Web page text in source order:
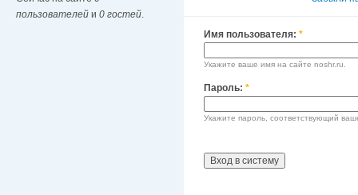
пользователей и 0 гостей.
Имя пользователя: *
Укажите ваше имя на сайте noshr.ru.
Пароль: *
Укажите пароль, соответствующий